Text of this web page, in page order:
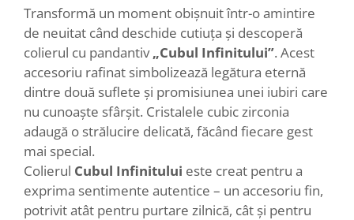
Transformă un moment obișnuit într-o amintire
de neuitat când deschide cutiuța și descoperă
colierul cu pandantiv„Cubul Infinitului”. Acest
accesoriu rafinat simbolizează legătura eternă
dintre două suflete și promisiunea unei iubiri care
nu cunoaște sfârșit. Cristalele cubic zirconia
adaugă o strălucire delicată, făcând fiecare gest
mai special.
Colierul Cubul Infinitului este creat pentru a
exprima sentimente autentice – un accesoriu fin,
potrivit atât pentru purtare zilnică, cât și pentru